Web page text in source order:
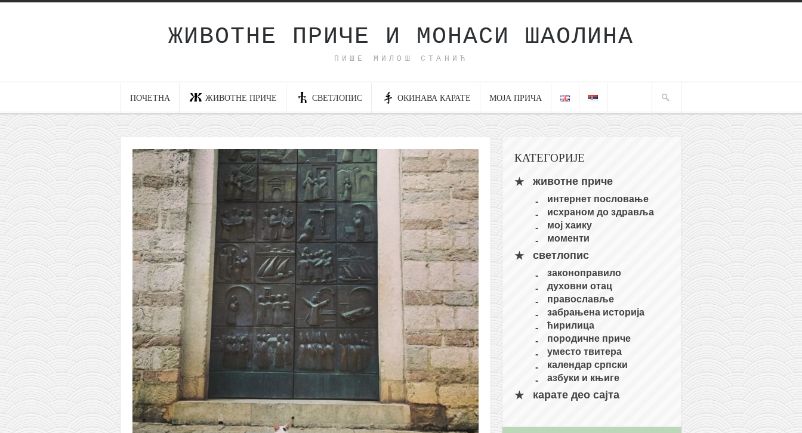
ЖИВОТНЕ ПРИЧЕ И МОНАСИ ШАОЛИНА
ПИШЕ МИЛОШ СТАНИЋ
ПОЧЕТНА ЖИВОТНЕ ПРИЧЕ СВЕТЛОПИС ОКИНАВА КАРАТЕ МОЈА ПРИЧА
интернет пословање
исхраном до здравља
мој хаику
моменти и места
бонус садржај
светлопис
законоправило
духовни отац
православље
забрањена историја
ћирилица
породичне приче
прота Воја
уместо твитера
календар српски
азбуки и књиге
Окинава карате
КАТЕГОРИЈЕ
животне приче
интернет пословање
исхраном до здравља
мој хаику
моменти
светлопис
законоправило
духовни отац
православље
забрањена историја
ћирилица
породичне приче
уместо твитера
календар српски
азбуки и књиге
карате део сајта